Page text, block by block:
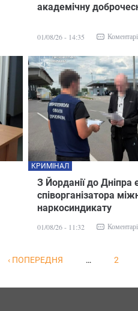
академічну
01/08/26 - 14:35 Коментарі
З Йорданії до Дніпра
співорганізатора
наркосиндикату
КРИМІНАЛ
01/08/26 - 11:32 Коментарі
‹ ПОПЕРЕДНЯ … 2